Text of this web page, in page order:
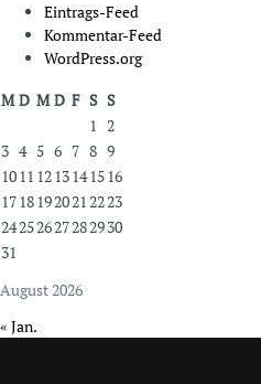
Eintrags-Feed
Kommentar-Feed
WordPress.org
August 2026
M D M D F S S
1 2
3 4 5 6 7 8 9
1011 1213141516
17181920212223
24252627282930
31
« Jan.